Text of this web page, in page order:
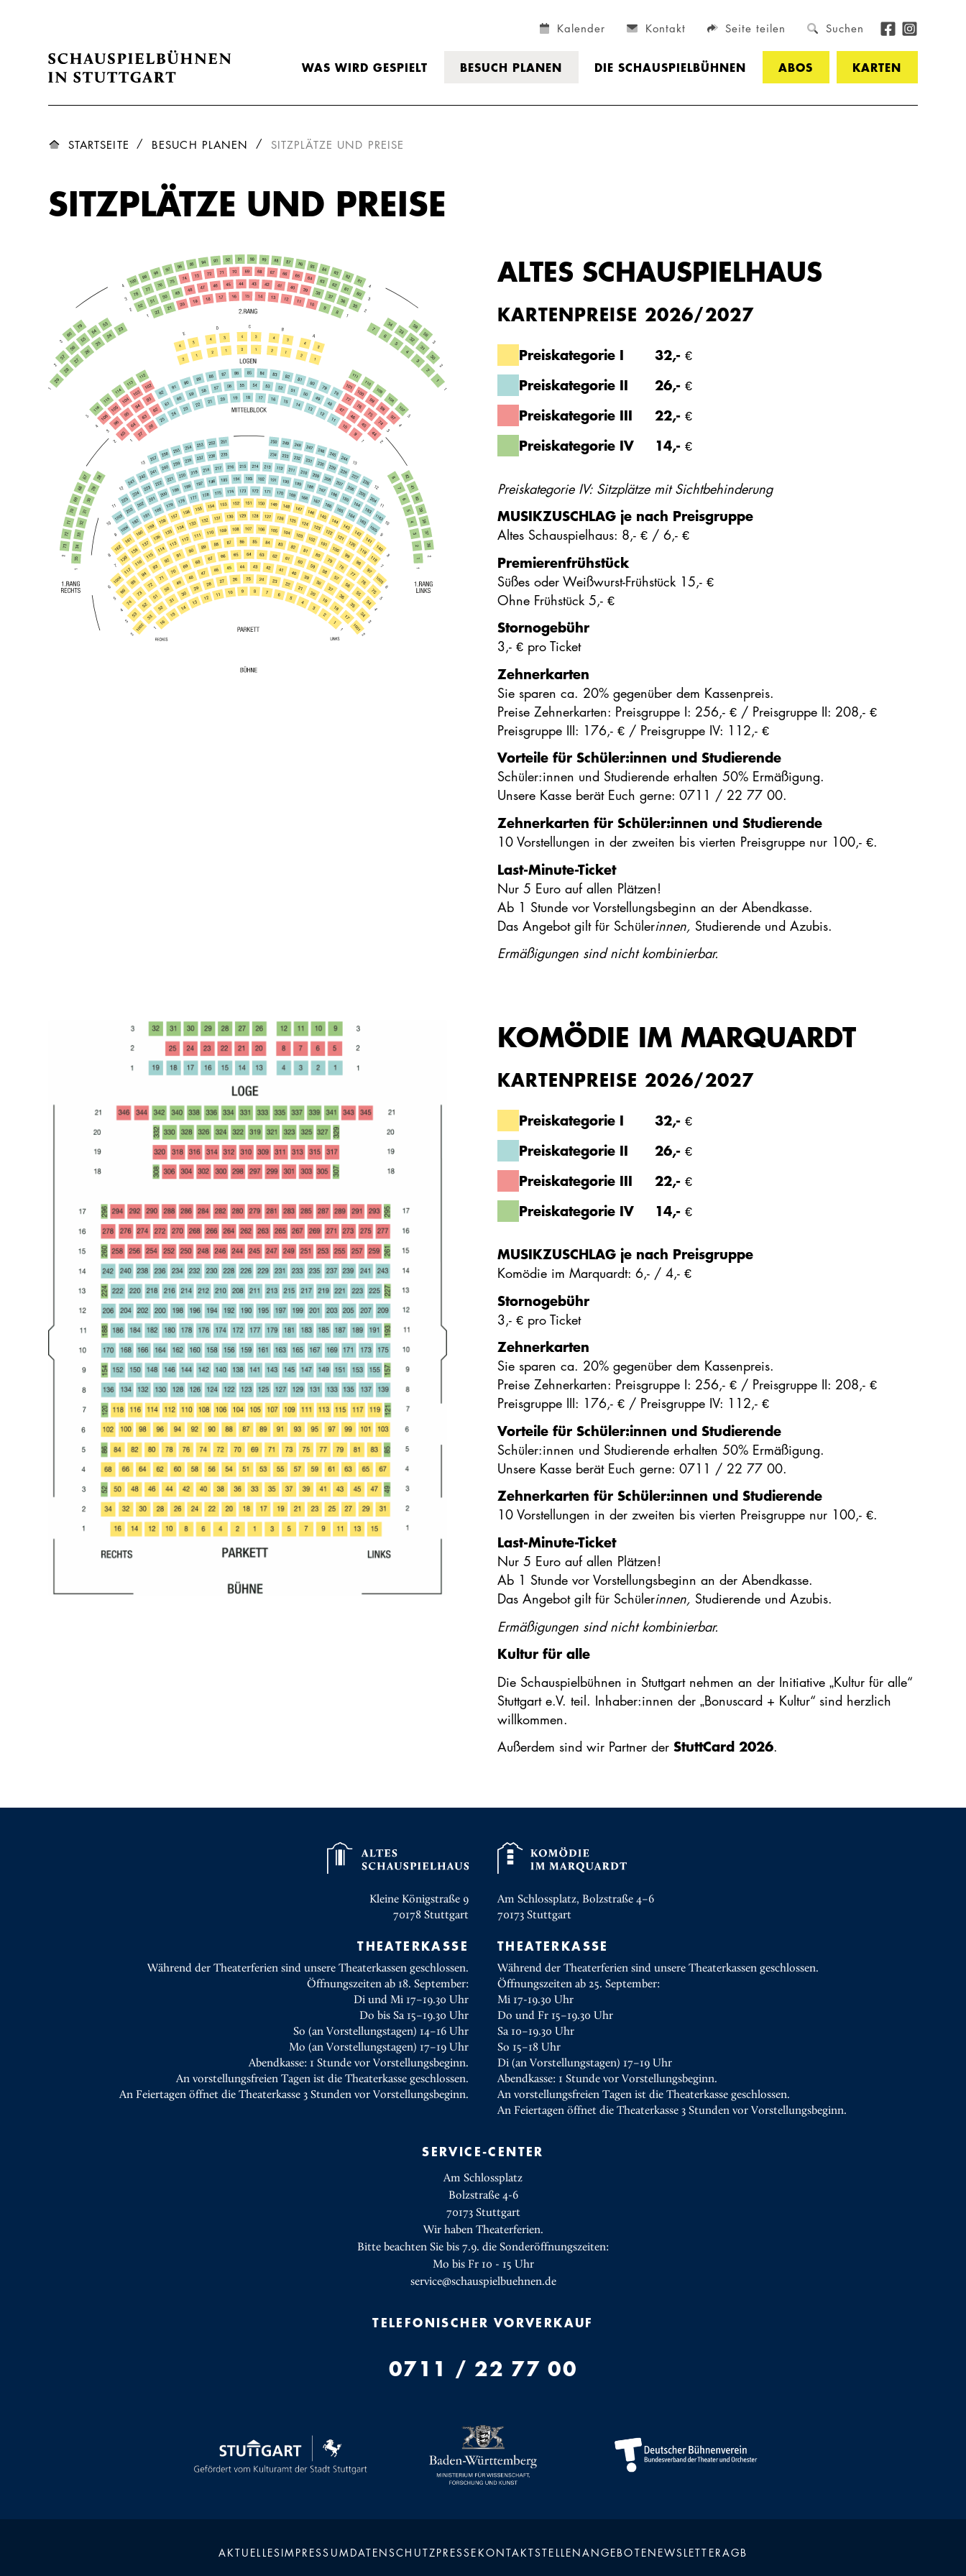
Kalender Kontakt Seite teilen Suchen
WAS WIRD GESPIELT BESUCH PLANEN DIE SCHAUSPIELBÜHNEN ABOS KARTEN
STARTSEITE BESUCH PLANEN SITZPLÄTZE UND PREISE
SITZPLÄTZE UND PREISE
ALTES SCHAUSPIELHAUS
KARTENPREISE 2026/2027
Preiskategorie I
32,- €
Preiskategorie II
26,- €
Preiskategorie III
22,- €
Preiskategorie IV
14,- €
Preiskategorie IV: Sitzplätze mit Sichtbehinderung
MUSIKZUSCHLAG je nach Preisgruppe
Altes Schauspielhaus: 8,- € / 6,- €
Premierenfrühstück
Süßes oder Weißwurst-Frühstück 15,- €
Ohne Frühstück 5,- €
Stornogebühr
3,- € pro Ticket
Zehnerkarten
Sie sparen ca. 20% gegenüber dem Kassenpreis.
Preise Zehnerkarten: Preisgruppe I: 256,- € / Preisgruppe II: 208,- €
Preisgruppe III: 176,- € / Preisgruppe IV: 112,- €
Vorteile für Schüler:innen und Studierende
Schüler:innen und Studierende erhalten 50% Ermäßigung.
Unsere Kasse berät Euch gerne: 0711 / 22 77 00.
Zehnerkarten für Schüler:innen und Studierende
10 Vorstellungen in der zweiten bis vierten Preisgruppe nur 100,- €.
Last-Minute-Ticket
Nur 5 Euro auf allen Plätzen!
Ab 1 Stunde vor Vorstellungsbeginn an der Abendkasse.
Das Angebot gilt für Schülerinnen, Studierende und Azubis.
Ermäßigungen sind nicht kombinierbar.
KOMÖDIE IM MARQUARDT
KARTENPREISE 2026/2027
Preiskategorie I
32,- €
Preiskategorie II
26,- €
Preiskategorie III
22,- €
Preiskategorie IV
14,- €
MUSIKZUSCHLAG je nach Preisgruppe
Komödie im Marquardt: 6,- / 4,- €
Stornogebühr
3,- € pro Ticket
Zehnerkarten
Sie sparen ca. 20% gegenüber dem Kassenpreis.
Preise Zehnerkarten: Preisgruppe I: 256,- € / Preisgruppe II: 208,- €
Preisgruppe III: 176,- € / Preisgruppe IV: 112,- €
Vorteile für Schüler:innen und Studierende
Schüler:innen und Studierende erhalten 50% Ermäßigung.
Unsere Kasse berät Euch gerne: 0711 / 22 77 00.
Zehnerkarten für Schüler:innen und Studierende
10 Vorstellungen in der zweiten bis vierten Preisgruppe nur 100,- €.
Last-Minute-Ticket
Nur 5 Euro auf allen Plätzen!
Ab 1 Stunde vor Vorstellungsbeginn an der Abendkasse.
Das Angebot gilt für Schülerinnen, Studierende und Azubis.
Ermäßigungen sind nicht kombinierbar.
Kultur für alle
Die Schauspielbühnen in Stuttgart nehmen an der Initiative „Kultur für alle“
Stuttgart e.V. teil. Inhaber:innen der „Bonuscard + Kultur“ sind herzlich
willkommen.
Außerdem sind wir Partner der StuttCard 2026.
Kleine Königstraße 9
70178 Stuttgart
THEATERKASSE
Während der Theaterferien sind unsere Theaterkassen geschlossen.
Öffnungszeiten ab 18. September:
Di und Mi 17–19.30 Uhr
Do bis Sa 15–19.30 Uhr
So (an Vorstellungstagen) 14–16 Uhr
Mo (an Vorstellungstagen) 17–19 Uhr
Abendkasse: 1 Stunde vor Vorstellungsbeginn.
An vorstellungsfreien Tagen ist die Theaterkasse geschlossen.
An Feiertagen öffnet die Theaterkasse 3 Stunden vor Vorstellungsbeginn.
Am Schlossplatz, Bolzstraße 4–6
70173 Stuttgart
THEATERKASSE
Während der Theaterferien sind unsere Theaterkassen geschlossen.
Öffnungszeiten ab 25. September:
Mi 17-19.30 Uhr
Do und Fr 15–19.30 Uhr
Sa 10–19.30 Uhr
So 15–18 Uhr
Di (an Vorstellungstagen) 17–19 Uhr
Abendkasse: 1 Stunde vor Vorstellungsbeginn.
An vorstellungsfreien Tagen ist die Theaterkasse geschlossen.
An Feiertagen öffnet die Theaterkasse 3 Stunden vor Vorstellungsbeginn.
SERVICE-CENTER
Am Schlossplatz
Bolzstraße 4-6
70173 Stuttgart
Wir haben Theaterferien.
Bitte beachten Sie bis 7.9. die Sonderöffnungszeiten:
Mo bis Fr 10 - 15 Uhr
service@schauspielbuehnen.de
TELEFONISCHER VORVERKAUF
0711 / 22 77 00
AKTUELLESIMPRESSUM DATENSCHUTZPRESSE KONTAKTSTELLENANGEBOTENEWSLETTERAGB